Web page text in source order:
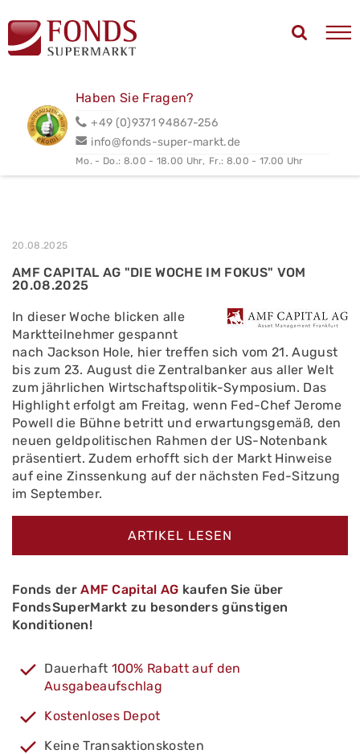
Haben Sie Fragen?
+49 (0)9371 94867-256
info@fonds-super-markt.de
Mo. - Do.: 8.00 - 18.00 Uhr, Fr.: 8.00 - 17.00 Uhr
20.08.2025
AMF CAPITAL AG "DIE WOCHE IM FOKUS" VOM
20.08.2025
In dieser Woche blicken alle
Marktteilnehmer gespannt
nach Jackson Hole, hier treffen sich vom 21. August
bis zum 23. August die Zentralbanker aus aller Welt
zum jährlichen Wirtschaftspolitik-Symposium. Das
Highlight erfolgt am Freitag, wenn Fed-Chef Jerome
Powell die Bühne betritt und erwartungsgemäß, den
neuen geldpolitischen Rahmen der US-Notenbank
präsentiert. Zudem erhofft sich der Markt Hinweise
auf eine Zinssenkung auf der nächsten Fed-Sitzung
im September.
ARTIKEL LESEN
Fonds derAMF Capital AG kaufen Sie über
FondsSuperMarkt zu besonders günstigen
Konditionen!
Dauerhaft 100% Rabatt auf den
Ausgabeaufschlag
Kostenloses Depot
Keine Transaktionskosten